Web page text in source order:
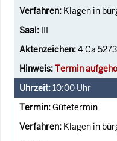
Klagen in
III
4 Ca
Termin
10:00 Uhr
Gütetermin
Klagen in